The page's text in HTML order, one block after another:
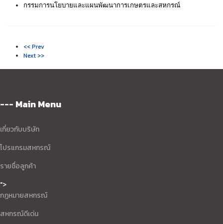
กรรมการนโยบายและแผนพัฒนาการเกษตรและสหกรณ์
<< Prev
Next >>
--- Main Menu
เกี่ยวกับบริษัท
โปรแกรมสหกรณ์
รายชื่อลูกค้า
">
กฏหมายสหกรณ์
สหกรณ์ดีเด่น